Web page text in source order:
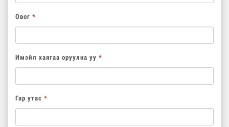
Овог *
Имэйл хаягаа оруулна уу *
Гар утас *